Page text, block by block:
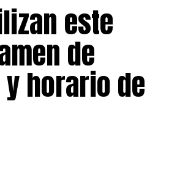
este
de
horario de